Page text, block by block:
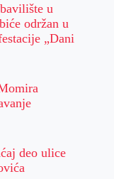
u
održan u
„Dani
deo ulice